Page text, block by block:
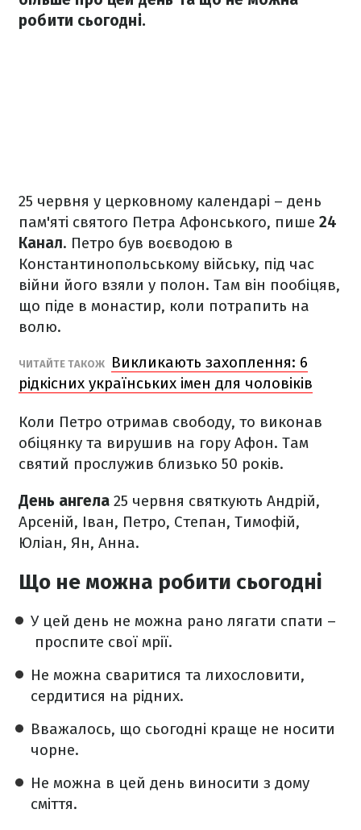
робити сьогодні.
25 червня у церковному календарі – день
пам'яті святого Петра Афонського, пише 24
Канал. Петро був воєводою в
Константинопольському війську, під час
війни його взяли у полон. Там він пообіцяв,
що піде в монастир, коли потрапить на
волю.
ЧИТАЙТЕ ТАКОЖ
Викликають захоплення: 6
рідкісних українських імен для чоловіків
Коли Петро отримав свободу, то виконав
обіцянку та вирушив на гору Афон. Там
святий прослужив близько 50 років.
День ангела 25 червня святкують Андрій,
Арсеній, Іван, Петро, Степан, Тимофій,
Юліан, Ян, Анна.
Що не можна робити сьогодні
У цей день не можна рано лягати спати –
проспите свої мрії.
Не можна сваритися та лихословити,
сердитися на рідних.
Вважалось, що сьогодні краще не носити
чорне.
Не можна в цей день виносити з дому
сміття.